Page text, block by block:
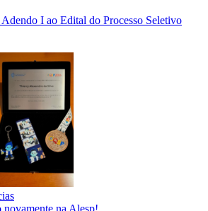
I ao Edital do Processo Seletivo
novamente na Alesp!